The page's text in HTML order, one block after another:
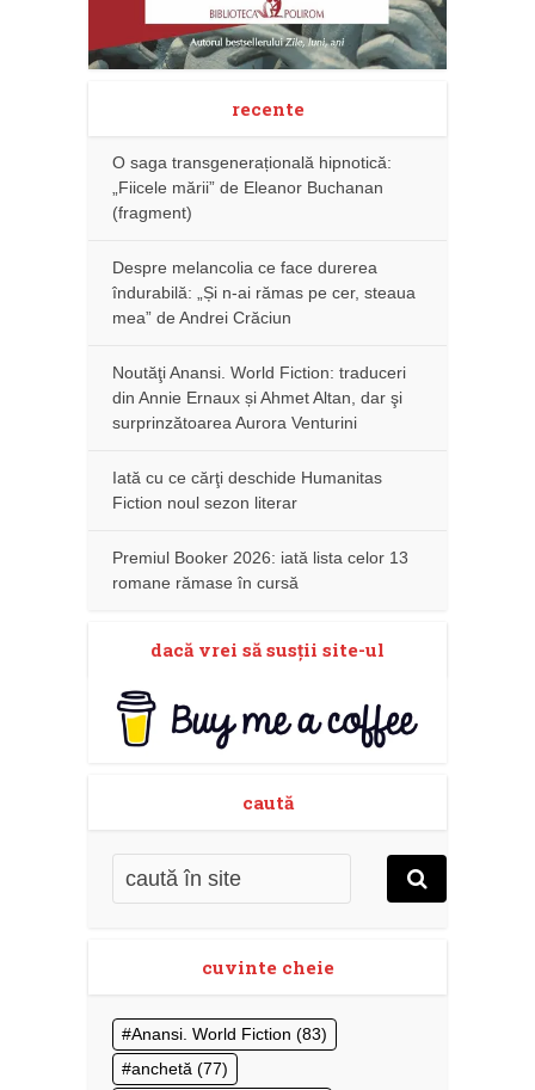
recente
O saga transgenerațională hipnotică:
„Fiicele mării” de Eleanor Buchanan
(fragment)
Despre melancolia ce face durerea
îndurabilă: „Și n-ai rămas pe cer, steaua
mea” de Andrei Crăciun
Noutăţi Anansi. World Fiction: traduceri
din Annie Ernaux și Ahmet Altan, dar şi
surprinzătoarea Aurora Venturini
Iată cu ce cărţi deschide Humanitas
Fiction noul sezon literar
Premiul Booker 2026: iată lista celor 13
romane rămase în cursă
dacă vrei să susţii site-ul
caută
cuvinte cheie
Anansi. World Fiction (83)
anchetă (77)